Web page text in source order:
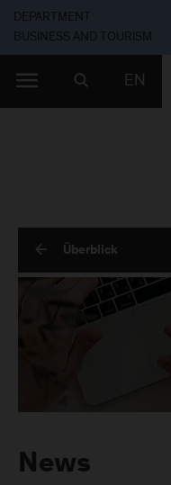
DEPARTMENT
BUSINESS AND TOURISM
EN
Überblick
News